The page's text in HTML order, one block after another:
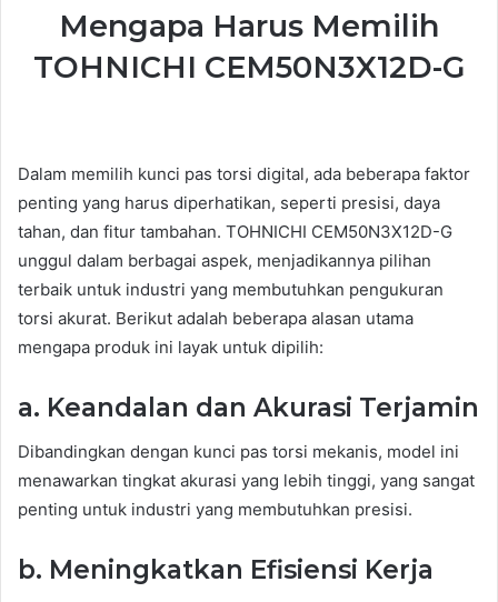
Mengapa Harus Memilih
TOHNICHI CEM50N3X12D-G
Dalam memilih kunci pas torsi digital, ada beberapa faktor
penting yang harus diperhatikan, seperti presisi, daya
tahan, dan fitur tambahan. TOHNICHI CEM50N3X12D-G
unggul dalam berbagai aspek, menjadikannya pilihan
terbaik untuk industri yang membutuhkan pengukuran
torsi akurat. Berikut adalah beberapa alasan utama
mengapa produk ini layak untuk dipilih:
a. Keandalan dan Akurasi Terjamin
Dibandingkan dengan kunci pas torsi mekanis, model ini
menawarkan tingkat akurasi yang lebih tinggi, yang sangat
penting untuk industri yang membutuhkan presisi.
b. Meningkatkan Efisiensi Kerja